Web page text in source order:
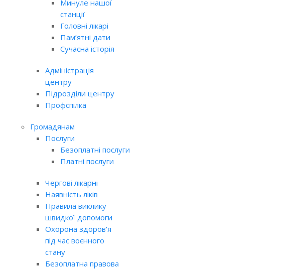
Минуле нашої
станції
Головні лікарі
Пам’ятні дати
Сучасна історія
Адміністрація
центру
Підрозділи центру
Профспілка
Громадянам
Послуги
Безоплатні послуги
Платні послуги
Чергові лікарні
Наявність ліків
Правила виклику
швидкої допомоги
Охорона здоров'я
під час воєнного
стану
Безоплатна правова